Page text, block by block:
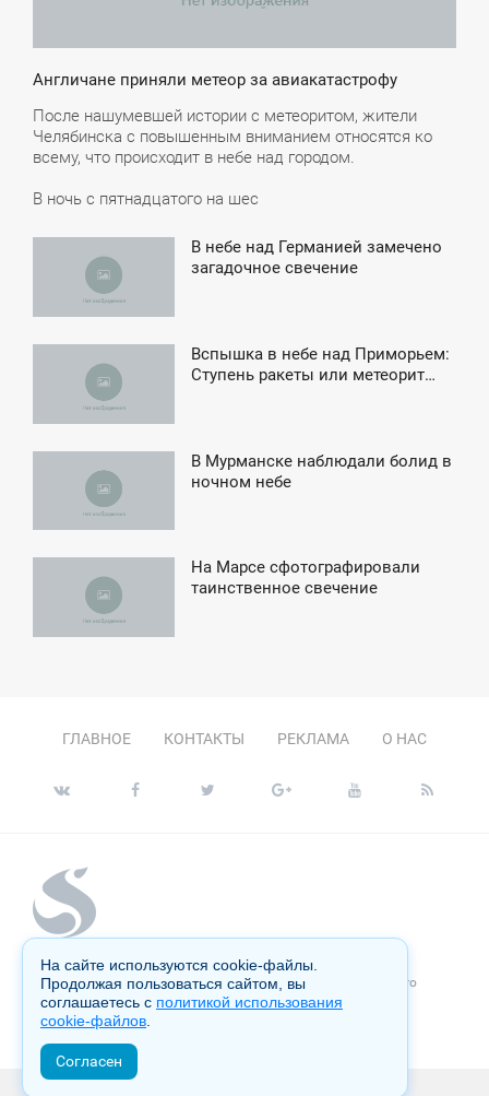
Англичане приняли метеор за авиакатастрофу
После нашумевшей истории с метеоритом, жители
Челябинска с повышенным вниманием относятся ко
всему, что происходит в небе над городом.
В ночь с пятнадцатого на шес
В небе над Германией замечено
загадочное свечение
Вспышка в небе над Приморьем:
Ступень ракеты или метеорит…
В Мурманске наблюдали болид в
ночном небе
На Марсе сфотографировали
таинственное свечение
ГЛАВНОЕ КОНТАКТЫ РЕКЛАМА О НАС
Копирование материалов сайта запрещено без письменного
согласия администрации и преследуется по закону.
Настоящий ресурс может содержать материалы 18+
На сайте используются cookie-файлы.
Продолжая пользоваться сайтом, вы
соглашаетесь с политикой использования
cookie-файлов
Согласен